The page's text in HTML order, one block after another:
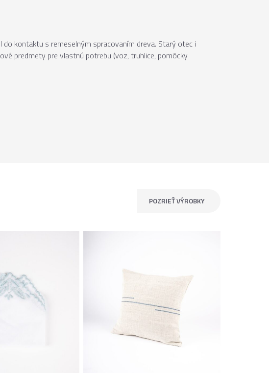
do kontaktu s remeselným spracovaním dreva. Starý otec i
predmety pre vlastnú potrebu (voz, truhlice, pomôcky
POZRIEŤ VÝROBKY